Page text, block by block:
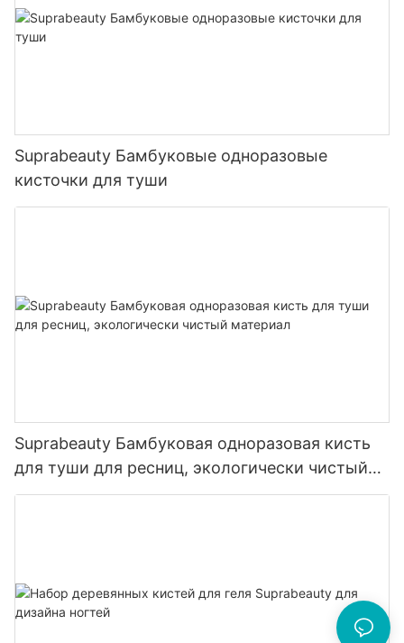
Suprabeauty Бамбуковые одноразовые
кисточки для туши
Suprabeauty Бамбуковая одноразовая кисть
для туши для ресниц, экологически чистый
материал